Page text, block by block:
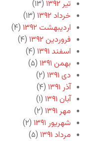
تیر ۱۳۹۲
(۱۳)
خرداد ۱۳۹۲
(۱۳)
اردیبهشت ۱۳۹۲
(۴)
فروردین ۱۳۹۲
(۴)
اسفند ۱۳۹۱
(۴)
بهمن ۱۳۹۱
(۵)
دی ۱۳۹۱
(۲)
آذر ۱۳۹۱
(۴)
آبان ۱۳۹۱
(۱)
مهر ۱۳۹۱
(۲)
شهریور ۱۳۹۱
(۲)
مرداد ۱۳۹۱
(۵)